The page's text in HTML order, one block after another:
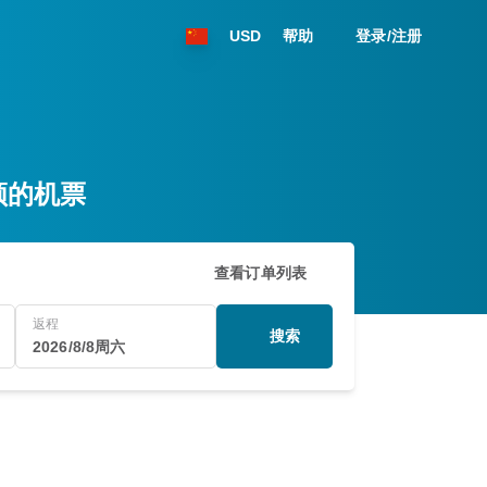
USD 帮助 登录/注册
机票
查看订单列表
返程
2026/8/8周六
搜索